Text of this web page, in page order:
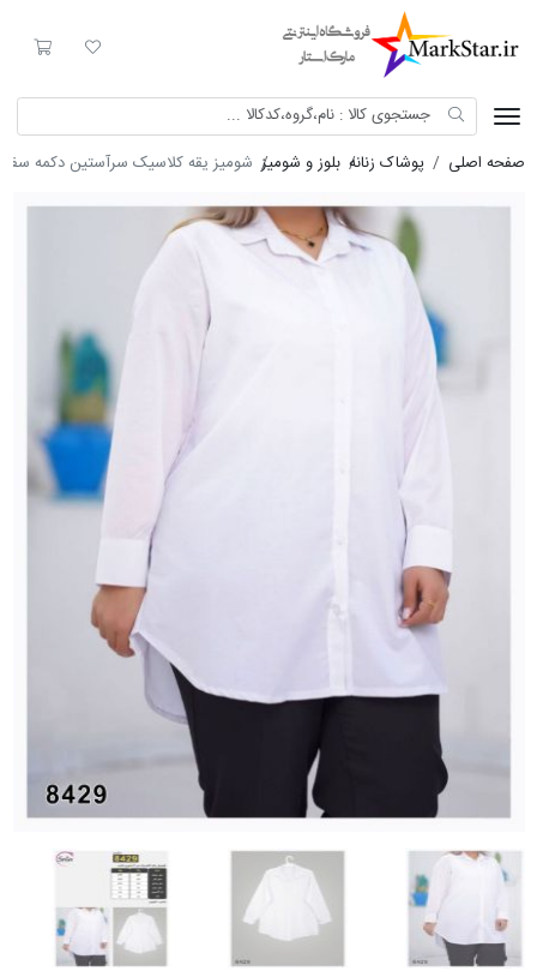
لیست مورد
سبد
صفحه اصلی پوشاک زنانه بلوز و شومیز شومیز یقه کلاسیک سرآستین دکمه سفید